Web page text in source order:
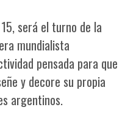
será el turno de la
mundialista
pensada para que
y decore su propia
argentinos.